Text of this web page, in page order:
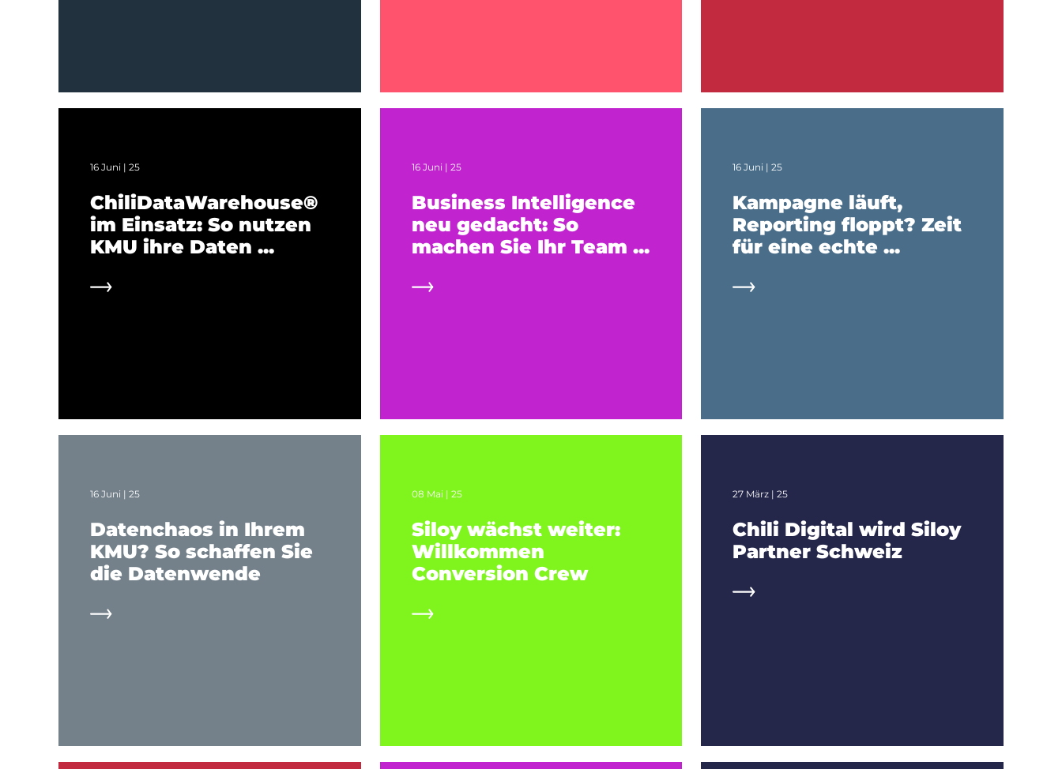
16 Juni | 25
ChiliDataWarehouse®
im Einsatz: So nutzen
KMU ihre Daten ...
16 Juni | 25
Business Intelligence
neu gedacht: So
machen Sie Ihr Team ...
16 Juni | 25
Kampagne läuft,
Reporting floppt? Zeit
für eine echte ...
16 Juni | 25
Datenchaos in Ihrem
KMU? So schaffen Sie
die Datenwende
08 Mai | 25
Siloy wächst weiter:
Willkommen
Conversion Crew
27 März | 25
Chili Digital wird Siloy
Partner Schweiz